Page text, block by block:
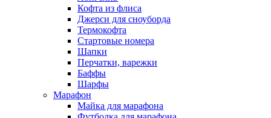
Кофта из флиса
Джерси для сноуборда
Термокофта
Стартовые номера
Шапки
Перчатки, варежки
Баффы
Шарфы
Марафон
Майка для марафона